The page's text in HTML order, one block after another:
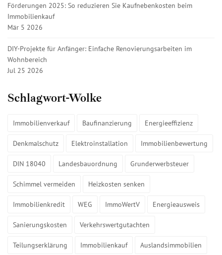
Förderungen 2025: So reduzieren Sie Kaufnebenkosten beim
Immobilienkauf
Mär 5 2026
DIY-Projekte für Anfänger: Einfache Renovierungsarbeiten im
Wohnbereich
Jul 25 2026
Schlagwort-Wolke
Immobilienverkauf Baufinanzierung Energieeffizienz
Denkmalschutz Elektroinstallation Immobilienbewertung
DIN 18040 Landesbauordnung Grunderwerbsteuer
Schimmel vermeiden Heizkosten senken
Immobilienkredit WEG ImmoWertV Energieausweis
Sanierungskosten Verkehrswertgutachten
Teilungserklärung Immobilienkauf Auslandsimmobilien